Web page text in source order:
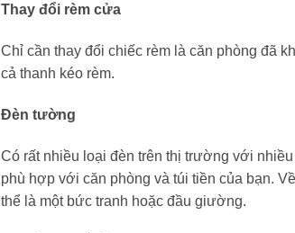
Thay đổi rèm cửa
Chỉ cần thay đổi chiếc rèm là căn phòng đã
cả thanh kéo rèm.
Đèn tường
Có rất nhiều loại đèn trên thị trường với
phù hợp với căn phòng và túi tiền của bạn.
thể là một bức tranh hoặc đầu giường.